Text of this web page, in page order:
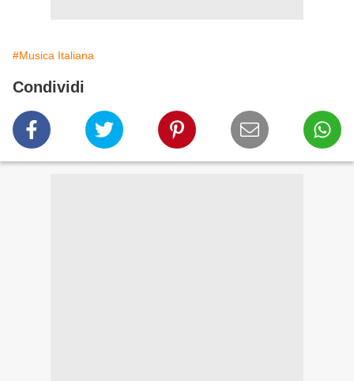
#Musica Italiana
Condividi